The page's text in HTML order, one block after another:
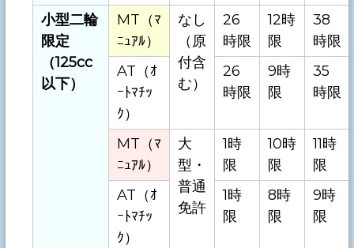
小型二輪
限定
（125cc
以下）
MT（ﾏ
ﾆｭｱﾙ）
なし
（原
付含
む）
26
時限
12時
限
38
時限
AT（ｵ
ｰﾄﾏﾁｯ
ｸ）
26
時限
9時
限
35
時限
MT（ﾏ
ﾆｭｱﾙ）
大
型・
普通
免許
1時
限
10時
限
11時
限
AT（ｵ
ｰﾄﾏﾁｯ
ｸ）
1時
限
8時
限
9時
限